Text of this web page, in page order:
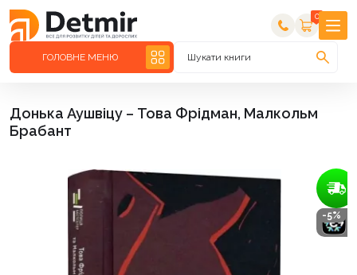
0
ГОЛОВНЕ МЕНЮ Шукати книги
Донька Аушвіцу – Това Фрідман, Малкольм
Брабант
-5%